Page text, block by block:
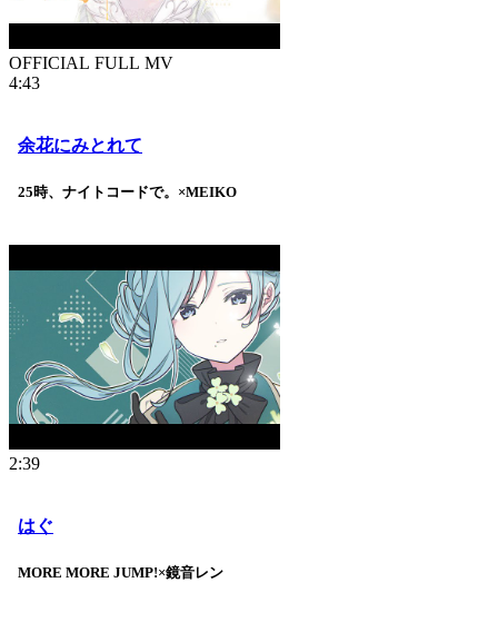
OFFICIAL FULL MV
4:43
余花にみとれて
25時、ナイトコードで。×MEIKO
2:39
はぐ
MORE MORE JUMP!×鏡音レン